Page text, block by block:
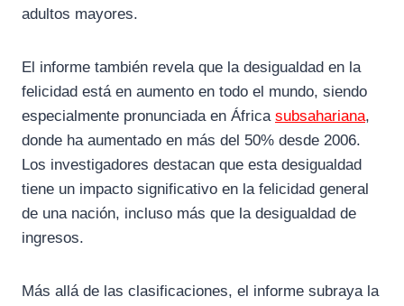
adultos mayores.
El informe también revela que la desigualdad en la
felicidad está en aumento en todo el mundo, siendo
especialmente pronunciada en África subsahariana,
donde ha aumentado en más del 50% desde 2006.
Los investigadores destacan que esta desigualdad
tiene un impacto significativo en la felicidad general
de una nación, incluso más que la desigualdad de
ingresos.
Más allá de las clasificaciones, el informe subraya la